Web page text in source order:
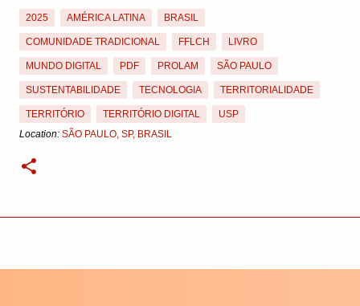
2025 AMÉRICA LATINA BRASIL
COMUNIDADE TRADICIONAL FFLCH LIVRO
MUNDO DIGITAL PDF PROLAM SÃO PAULO
SUSTENTABILIDADE TECNOLOGIA TERRITORIALIDADE
TERRITÓRIO TERRITÓRIO DIGITAL
USP
Location: SÃO PAULO, SP, BRASIL